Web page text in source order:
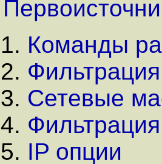
Команды
Сетевые
IP опции